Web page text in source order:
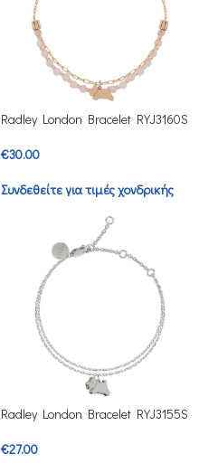
Radley London Bracelet RYJ3160S
€30.00
Συνδεθείτε για τιμές χονδρικής
Radley London Bracelet RYJ3155S
€27.00